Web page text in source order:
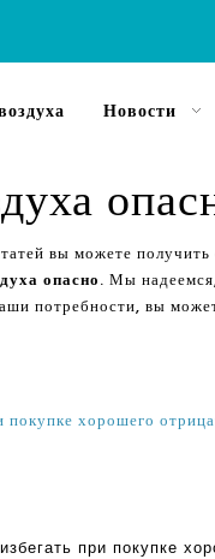
Новости
вы можете
опасно. Мы
потребности, вы
при покупке